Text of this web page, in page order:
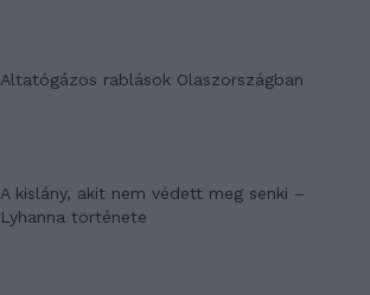
Altatógázos rablások Olaszországban
A kislány, akit nem védett meg senki –
Lyhanna története